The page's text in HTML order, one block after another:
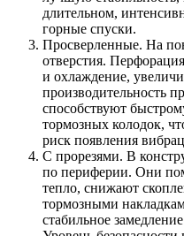
длительном,
горные спуски.
Просверленные. На
отверстия.
и охлаждение,
производительность
способствуют
тормозных колодок,
риск появления
С прорезями. В
по периферии. Они
тепло, снижают
тормозными
стабильное